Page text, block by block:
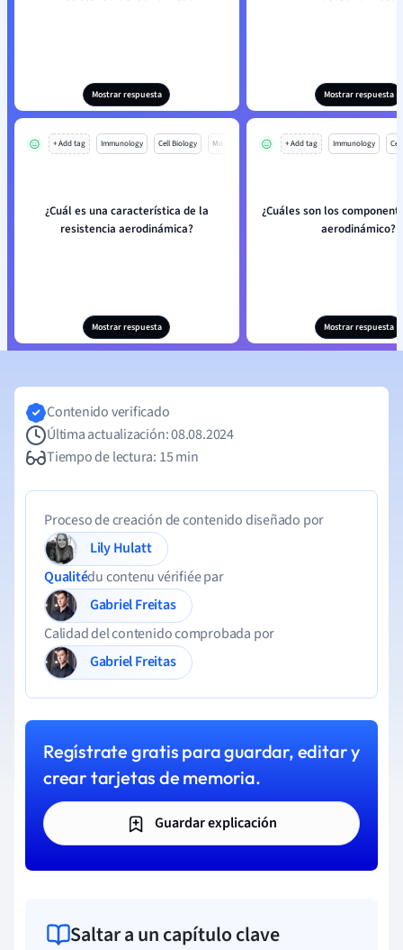
Mostrar respuesta Mostrar respuesta
+ Add tag Immunology Cell Biology Mo
¿Cuál es una característica de la
resistencia aerodinámica?
Mostrar respuesta
+ Add tag Immunology
¿Cuáles son los
aerodinámico?
Mostrar respuesta
Contenido verificado
Última actualización: 08.08.2024
Tiempo de lectura: 15 min
Proceso de creación de contenido diseñado por
Lily Hulatt
Qualitédu contenu vérifiée par
Gabriel Freitas
Calidad del contenido comprobada por
Gabriel Freitas
Regístrate gratis para guardar, editar y
crear tarjetas de memoria.
Guardar explicación
Saltar a un capítulo clave